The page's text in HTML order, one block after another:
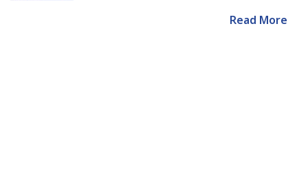
Read More